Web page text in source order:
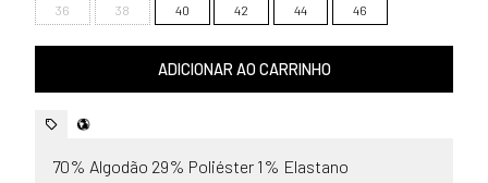
36 38 40 42 44 46
ADICIONAR AO CARRINHO
70% Algodão 29% Poliéster 1% Elastano